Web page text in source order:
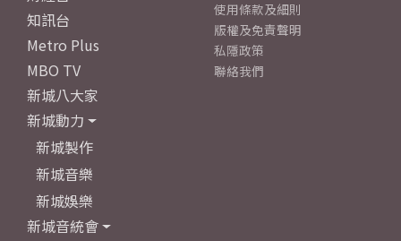
知訊台
Metro Plus
MBO TV
新城八大家
新城動力
新城製作
新城音樂
新城娛樂
新城音統會
使用條款及細則
版權及免責聲明
私隱政策
聯絡我們